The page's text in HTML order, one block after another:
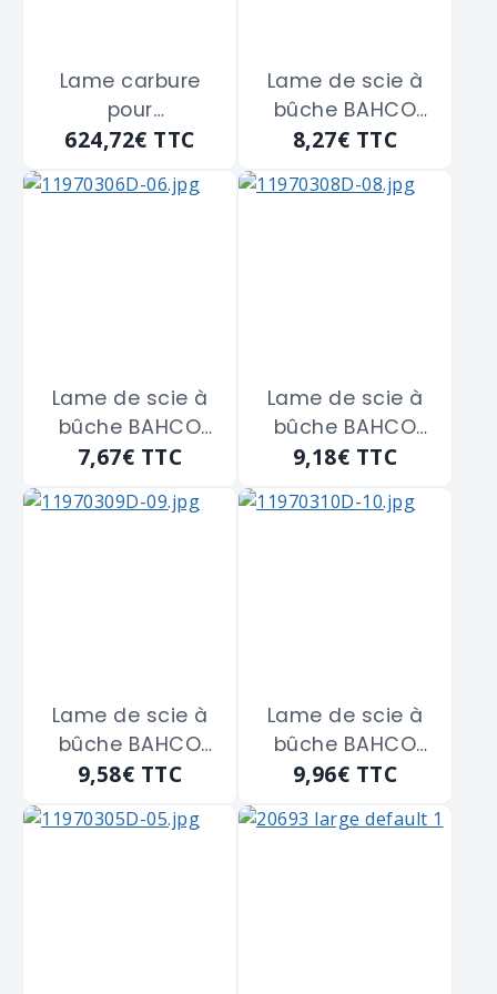
Lame carbure
pour
tronçonneuse
de 355 x 2,4 x
624,72€ TTC
Lame de scie à
bûche BAHCO
isocèle 610 m/m
8,27€ TTC
Lame de scie à
bûche BAHCO
isocèle de 530
7,67€ TTC
Lame de scie à
bûche BAHCO
isocèle de 760
9,18€ TTC
Lame de scie à
bûche BAHCO
isocèle de 810
9,58€ TTC
Lame de scie à
bûche BAHCO
isocèle de 910
9,96€ TTC